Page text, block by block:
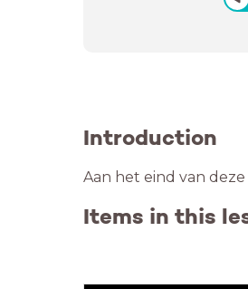
Introduction
Aan het eind van
Items in this